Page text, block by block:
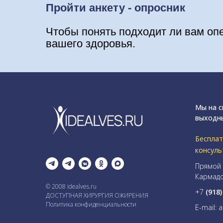
Пройти анкету - опросник
Чтобы понять подходит ли вам
вашего здоровья.
© 2008 idealves.ru
ДОСТУПНАЯ ХИРУРГИЯ ОЖИРЕНИЯ
Политика конфиденциальности
Мы на
Прямой
+7
E-mail: